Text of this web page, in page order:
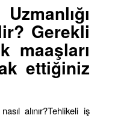
Gerekli
maaşları
ettiğiniz
alınır?Tehlikeli iş